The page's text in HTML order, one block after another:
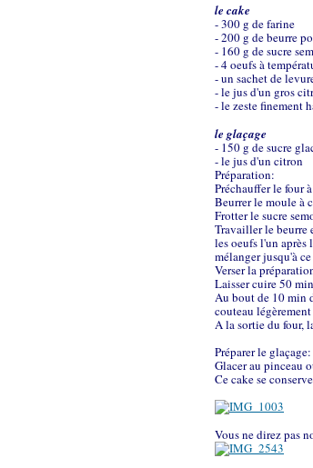
le cake
- 300 g de farine
- 200 g de beurre
- 160 g de sucre
- 4 oeufs à
- un sachet de
- le jus d'un gros
- le zeste finement
le glaçage
- 150 g de sucre
- le jus d'un citron
Préparation:
Préchauffer le four
Beurrer le moule à
Frotter le sucre
Travailler le beurre
les oeufs l'un
mélanger jusqu'à
Verser la
Laisser cuire 50
Au bout de 10 min
couteau
A la sortie du four,
Préparer le
Glacer au pinceau
Ce cake se
Vous ne direz pas